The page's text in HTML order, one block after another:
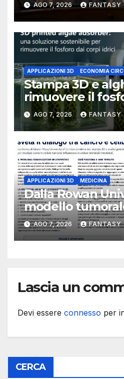
University of
Little Rock
AGO 7, 2026 FANTASY
APPLICAZIONI 3D ECONOMIA
Stampa 3D e
rimuovere il
acque il
Florida Atlantic
AGO 7, 2026 FANTASY
APPLICAZIONI 3D MEDICINA
Dalla Rowan
modello
studiare il
e cellule staminali
AGO 7, 2026 FANTASY
Lascia un
Devi essere connesso per
CERCA